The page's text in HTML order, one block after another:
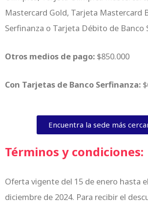
Mastercard Gold, Tarjeta Mastercard
Serfinanza o Tarjeta Débito de Banco
Otros medios de pago: $850.000
Con Tarjetas de Banco Serfinanza:
Encuentra la sede más
Términos y condiciones:
Oferta vigente del 15 de enero hasta
diciembre de 2024. Para recibir el